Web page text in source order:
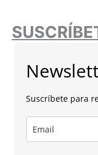
Suscríbete para